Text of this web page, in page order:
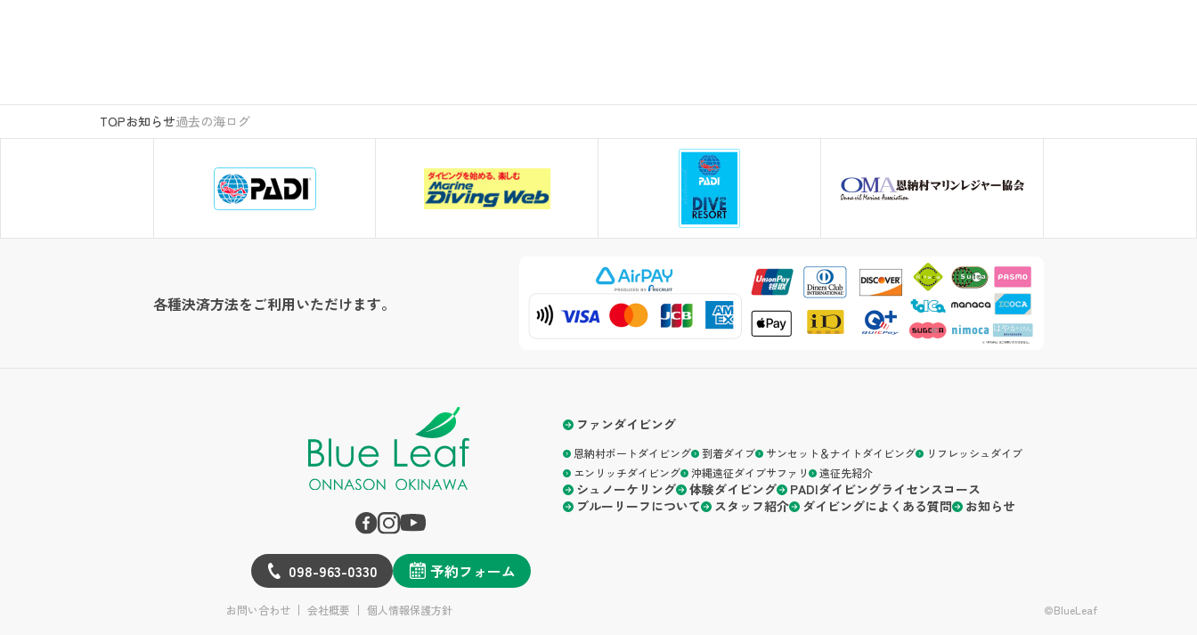
TOPお知らせ過去の海ログ
各種決済方法をご利用いただけます。
098-963-0330 予約フォーム
ファンダイビング
恩納村ボートダイビング 到着ダイブ サンセット＆ナイトダイビング
リフレッシュダイブ
エンリッチダイビング
沖縄遠征ダイブサファリ 遠征先紹介
シュノーケリング 体験ダイビング
PADIダイビングライセンスコース
ブルーリーフについて
スタッフ紹介 ダイビングによくある質問 お知らせ
お問い合わせ 会社概要 個人情報保護方針 ©BlueLeaf